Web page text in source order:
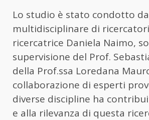
Lo studio è stato condotto
multidisciplinare di
ricercatrice Daniela Naimo,
supervisione del Prof.
della Prof.ssa Loredana
collaborazione di esperti
diverse discipline ha
e alla rilevanza di questa